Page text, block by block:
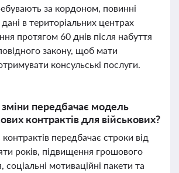
за кордоном, повинні
в територіальних центрах
протягом 60 днів після набуття
закону, щоб мати
консульські послуги.
зміни передбачає модель
контрактів для військових?
передбачає строки від
років, підвищення грошового
соціальні мотиваційні пакети та